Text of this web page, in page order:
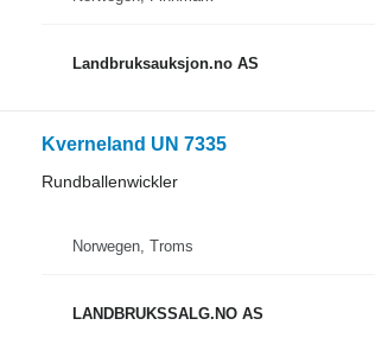
Landbruksauksjon.no AS
Kverneland UN 7335
Rundballenwickler
Norwegen, Troms
LANDBRUKSSALG.NO AS